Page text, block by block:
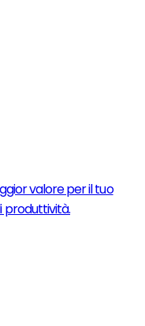
valore per il tuo
produttività.